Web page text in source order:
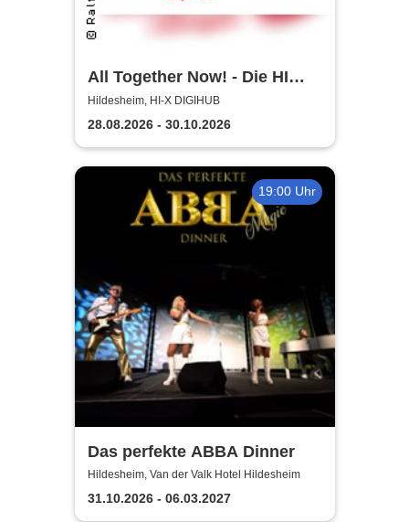
All Together Now! - Die HI
MitSingParty
Hildesheim, HI-X DIGIHUB
28.08.2026 - 30.10.2026
19:00 Uhr
Das perfekte ABBA Dinner
Hildesheim, Van der Valk Hotel Hildesheim
31.10.2026 - 06.03.2027